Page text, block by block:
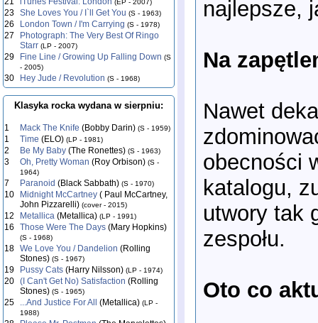
(EP - 2007)
23 She Loves You / I`ll Get You (S - 1963)
26 London Town / I'm Carrying (S - 1978)
27
Photograph: The Very Best Of Ringo
Starr (LP - 2007)
29 Fine Line / Growing Up Falling Down (S
- 2005)
30 Hey Jude / Revolution (S - 1968)
Klasyka rocka wydana w sierpniu:
1 Mack The Knife (Bobby Darin) (S - 1959)
1 Time (ELO) (LP - 1981)
2 Be My Baby (The Ronettes) (S - 1963)
3 Oh, Pretty Woman (Roy Orbison) (S -
1964)
7 Paranoid (Black Sabbath) (S - 1970)
10 Midnight McCartney ( Paul McCartney,
John Pizzarelli) (cover - 2015)
12 Metallica (Metallica) (LP - 1991)
16 Those Were The Days (Mary Hopkins)
(S - 1968)
18 We Love You / Dandelion (Rolling
Stones) (S - 1967)
19 Pussy Cats (Harry Nilsson) (LP - 1974)
20 (I Can't Get No) Satisfaction (Rolling
Stones) (S - 1965)
25 ...And Justice For All (Metallica) (LP -
1988)
najlepsze,
Na
Nawet
obecności
katalogu,
utwory tak
zespołu.
Oto co